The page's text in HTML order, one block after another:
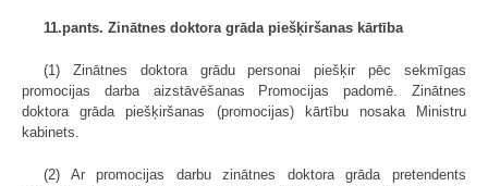
11.pants. Zinātnes doktora grāda piešķiršanas kārtība
(1) Zinātnes doktora grādu personai piešķir pēc sekmīgas
promocijas darba aizstāvēšanas Promocijas padomē. Zinātnes
doktora grāda piešķiršanas (promocijas) kārtību nosaka Ministru
kabinets.
(2) Ar promocijas darbu zinātnes doktora grāda pretendents